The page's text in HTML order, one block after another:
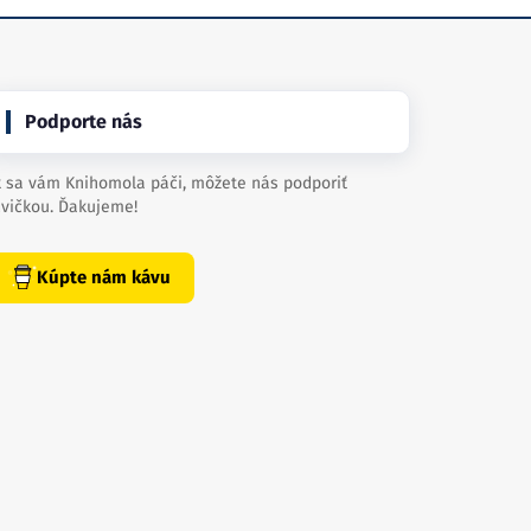
Podporte nás
sa vám Knihomola páči, môžete nás podporiť
Ďakujeme!
Kúpte nám kávu